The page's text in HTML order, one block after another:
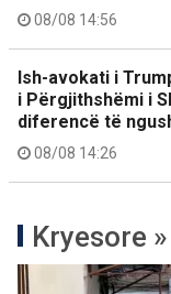
08/08 14:56
Ish-avokati i
i Përgjithshëmi i
diferencë të
08/08 14:26
Kryesore »